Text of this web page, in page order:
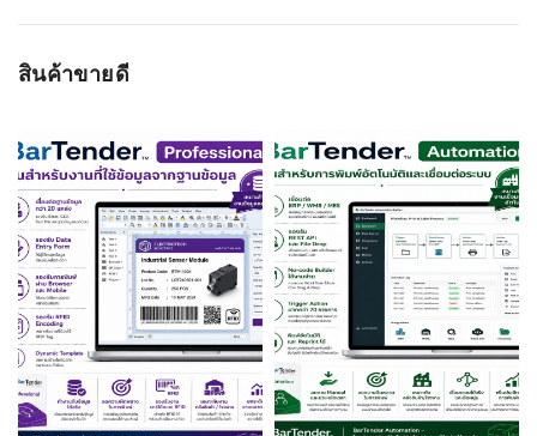
หน้ากว้างในการ
(สำหรับอุปกรณ์เสริม)
ความละเอียดใน
การพิมพ์:
1200 x 1200 dpi
WRITE A REVIEW
อีเมลล์
เรทติ่ง
ชื่อหัวข้อรีวิว
สินค้าขายดี